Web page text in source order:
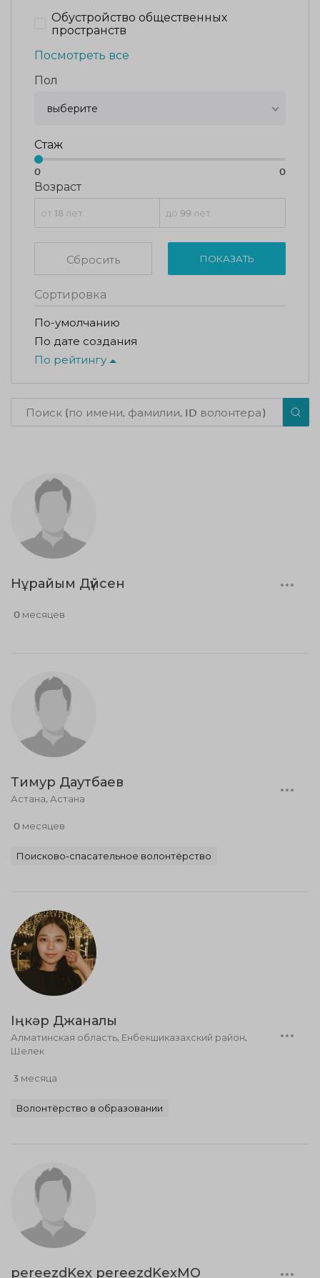
Обустройство общественных
пространств
Посмотреть все
Пол
выберите
Стаж
0 0
Возраст
Сбросить ПОКАЗАТЬ
Сортировка
По-умолчанию
По дате создания
По рейтингу
Нұрайым Дүйсен
0 месяцев
Тимур Даутбаев
Астана, Астана
0 месяцев
Поисково-спасательное волонтёрство
Іңкәр Джаналы
Алматинская область, Енбекшиказахский район,
Шелек
3 месяца
Волонтёрство в образовании
pereezdKex pereezdKexMO